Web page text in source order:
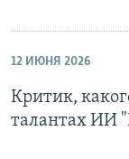
12 ИЮНЯ 2026
Критик,
талантах ИИ